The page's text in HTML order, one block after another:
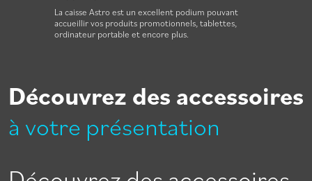
La caisse Astro est un excellent podium pouvant
accueillir vos produits promotionnels, tablettes,
ordinateur portable et encore plus.
Découvrez des accessoires
à votre présentation